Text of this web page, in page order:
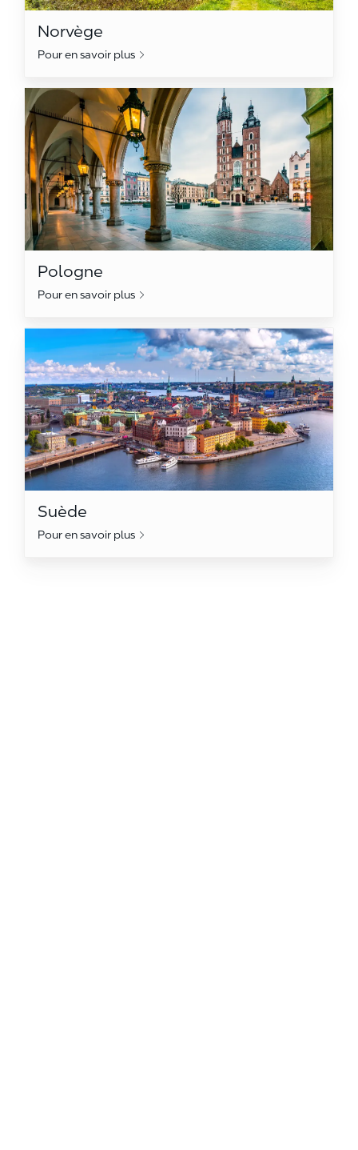
Norvège
Pour en savoir plus
Pologne
Pologne
Pour en savoir plus
Suède
Pour en savoir plus